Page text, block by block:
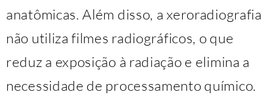
anatômicas. Além disso, a xeroradiografia
não utiliza filmes radiográficos, o que
reduz a exposição à radiação e elimina a
necessidade de processamento químico.